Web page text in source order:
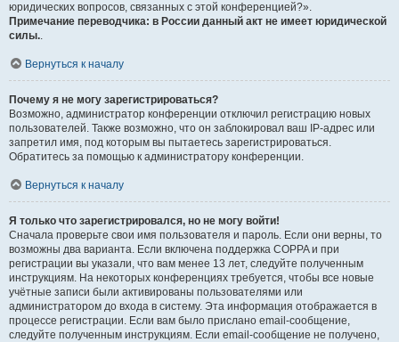
юридических вопросов, связанных с этой конференцией?».
Примечание переводчика: в России данный акт не имеет юридической
силы..
Вернуться к началу
Почему я не могу зарегистрироваться?
Возможно, администратор конференции отключил регистрацию новых
пользователей. Также возможно, что он заблокировал ваш IP-адрес или
запретил имя, под которым вы пытаетесь зарегистрироваться.
Обратитесь за помощью к администратору конференции.
Вернуться к началу
Я только что зарегистрировался, но не могу войти!
Сначала проверьте свои имя пользователя и пароль. Если они верны, то
возможны два варианта. Если включена поддержка COPPA и при
регистрации вы указали, что вам менее 13 лет, следуйте полученным
инструкциям. На некоторых конференциях требуется, чтобы все новые
учётные записи были активированы пользователями или
администратором до входа в систему. Эта информация отображается в
процессе регистрации. Если вам было прислано email-сообщение,
следуйте полученным инструкциям. Если email-сообщение не получено,